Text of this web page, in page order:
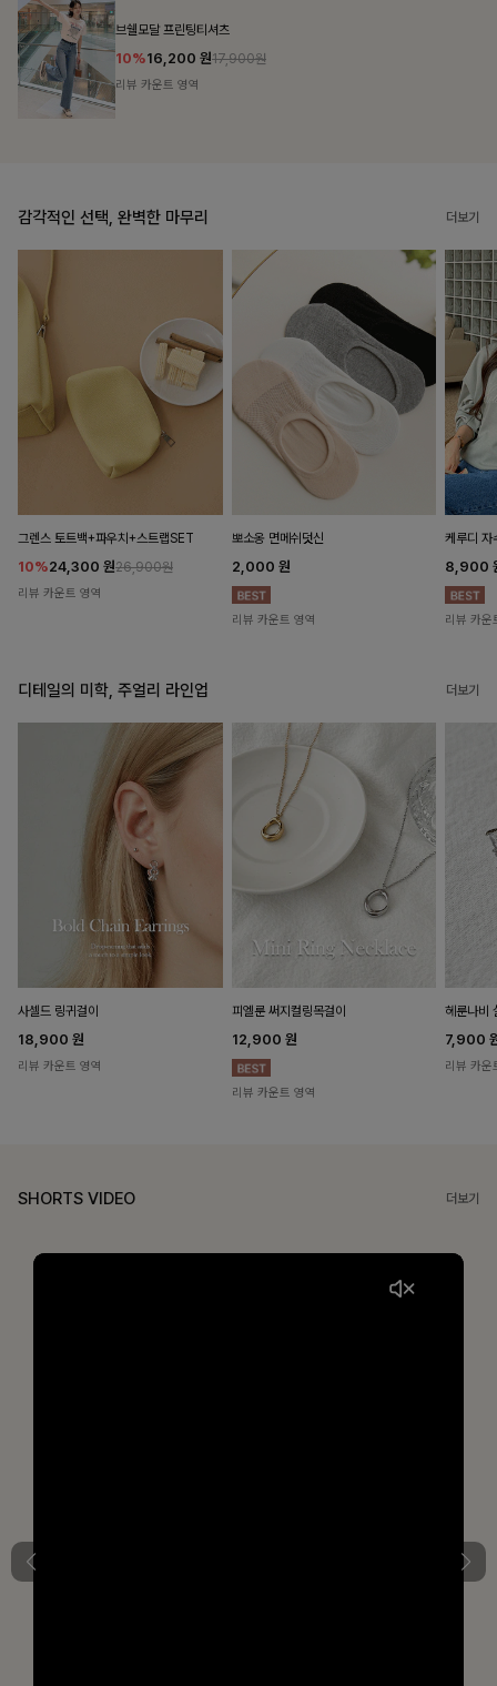
감각적인 선택, 완벽한 마무리 더보기
그렌스 토트백+파우치+스트랩SET
10%24,300 원26,900원
리뷰 카운트 영역
뽀소옹 면메쉬덧신
2,000 원
리뷰 카운트 영역
케루디 자
8,900
리뷰 카운
디테일의 미학, 주얼리 라인업 더보기
사셀드 링귀걸이
18,900 원
리뷰 카운트 영역
피엘룬 써지컬링목걸이
12,900 원
리뷰 카운트 영역
헤룬나비
7,900
리뷰 카운
SHORTS VIDEO 더보기